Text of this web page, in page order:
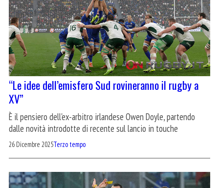
“Le idee dell’emisfero Sud rovineranno il rugby a
XV”
È il pensiero dell'ex-arbitro irlandese Owen Doyle, partendo
dalle novità introdotte di recente sul lancio in touche
26 Dicembre 2025Terzo tempo